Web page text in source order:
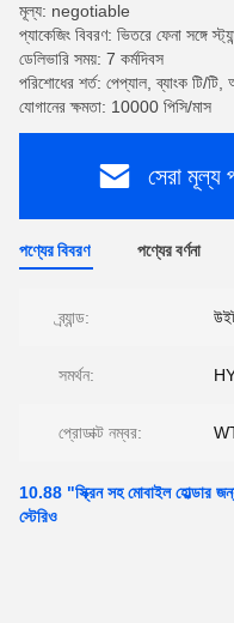
মূল্য: negotiable
প্যাকেজিং বিবরণ: ভিতরে ফেনা সঙ্গে
ডেলিভারি সময়: 7 কর্মদিবস
পরিশোধের শর্ত: পেপ্যাল, ব্যাংক টি/টি,
যোগানের ক্ষমতা: 10000 পিসি/মাস
সেরা মূল্য
পণ্যের বিবরণ পণ্যের বর্ণনা
ব্র্যান্ড:
সমর্থন:
প্রোডাক্ট নম্বর:
10.88 "স্ক্রিন সহ মোবাইল হোল্ডার
স্টেরিও